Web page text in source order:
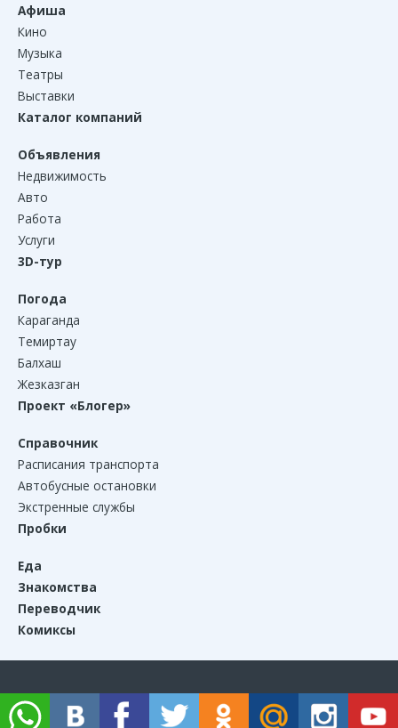
Афиша
Кино
Музыка
Театры
Выставки
Каталог компаний
Объявления
Недвижимость
Авто
Работа
Услуги
3D-тур
Погода
Караганда
Темиртау
Балхаш
Жезказган
Проект «Блогер»
Справочник
Расписания транспорта
Автобусные остановки
Экстренные службы
Пробки
Еда
Знакомства
Переводчик
Комиксы